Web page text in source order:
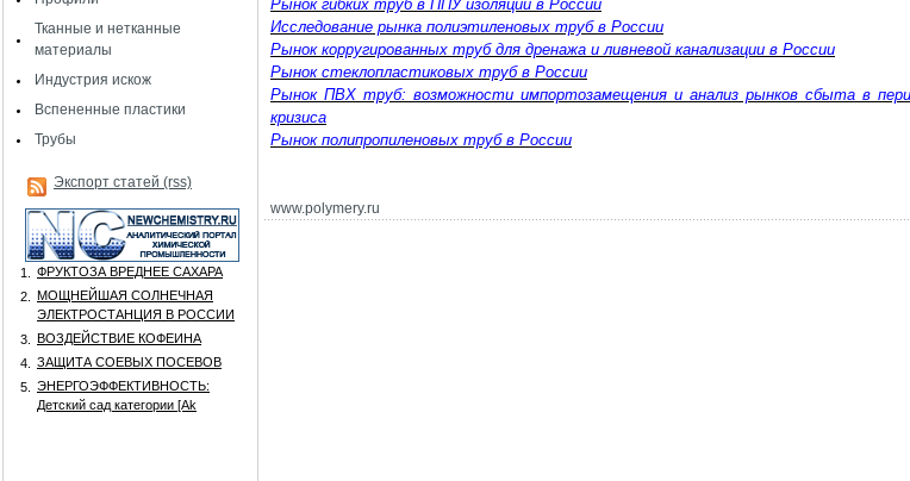
Тканные и нетканные
материалы
Индустрия искож
Вспененные пластики
Трубы
Экспорт статей (rss)
1.
ФРУКТОЗА ВРЕДНЕЕ САХАРА
2.
МОЩНЕЙШАЯ СОЛНЕЧНАЯ
ЭЛЕКТРОСТАНЦИЯ В РОССИИ
3.
ВОЗДЕЙСТВИЕ КОФЕИНА
4.
ЗАЩИТА СОЕВЫХ ПОСЕВОВ
5.
ЭНЕРГОЭФФЕКТИВНОСТЬ:
Детский сад категории [Аk
Рынок гибких труб в ППУ изоляции в России
Исследование рынка полиэтиленовых труб в России
Рынок корругированных труб для дренажа и ливневой канализации в России
Рынок стеклопластиковых труб в России
Рынок ПВХ труб: возможности импортозамещения и анализ рынков сбыта в
кризиса
Рынок полипропиленовых труб в России
www.polymery.ru